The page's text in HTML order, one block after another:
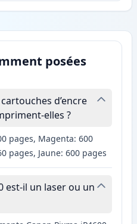
posées
d’encre
elles ?
pages, Magenta: 600
pages, Jaune: 600 pages
est-il un laser ou un